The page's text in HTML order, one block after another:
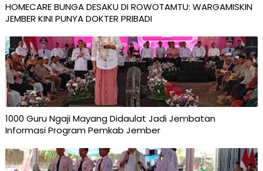
HOMECARE BUNGA DESAKU DI ROWOTAMTU: WARGAMISKIN
JEMBER KINI PUNYA DOKTER PRIBADI
1000 Guru Ngaji Mayang Didaulat Jadi Jembatan
Informasi Program Pemkab Jember